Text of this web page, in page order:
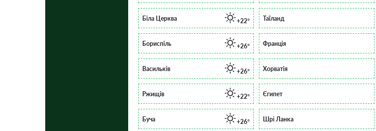
Біла Церква +22°
Бориспіль +26°
Васильків +26°
Ржищів +22°
Буча +26°
Таїланд
Франція
Хорватія
Єгипет
Шрі Ланка